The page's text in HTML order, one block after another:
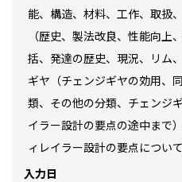
能、構造、材料、工作、取扱
（歴史、製法改良、性能向
括、発達の歴史、現況、リム
ギヤ（チェンジギヤの効用、
類、その他の分類、チェンジ
イラー設計の要点の途中まで
ィレイラー設計の要点につい
入力日